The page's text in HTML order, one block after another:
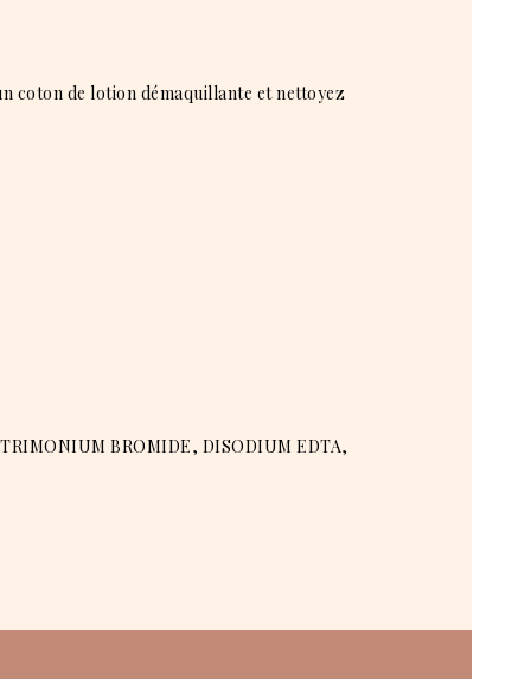
coton de lotion démaquillante et nettoyez
BROMIDE, DISODIUM EDTA,